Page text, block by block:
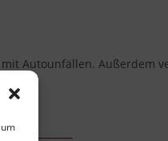
Autounfällen. Außerdem